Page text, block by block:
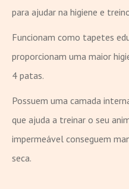
para ajudar na higiene e
Funcionam como tapetes
proporcionam uma maior
4 patas.
Possuem uma camada
que ajuda a treinar o seu
impermeável conseguem
seca.